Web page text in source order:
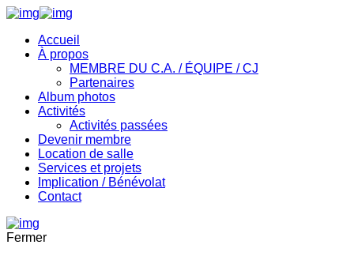
Accueil
À propos
MEMBRE DU C.A. / ÉQUIPE / CJ
Partenaires
Album photos
Activités
Activités passées
Devenir membre
Location de salle
Services et projets
Implication / Bénévolat
Contact
Fermer